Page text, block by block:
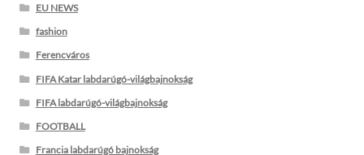
EU NEWS
fashion
Ferencváros
FIFA Katar labdarúgó-világbajnokság
FIFA labdarúgó-világbajnokság
FOOTBALL
Francia labdarúgó bajnokság